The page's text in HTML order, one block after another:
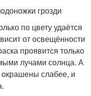
грозди
по цвету удаётся
от освещённости
проявится только
лучами солнца. А
окрашены слабее, и